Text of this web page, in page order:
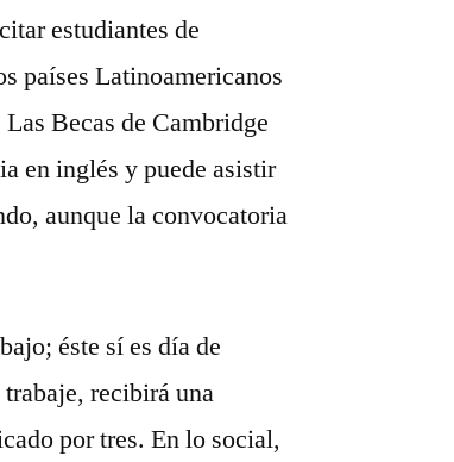
estudiantes de
países Latinoamericanos
Becas de Cambridge
en inglés y puede asistir
aunque la convocatoria
éste sí es día de
recibirá una
por tres. En lo social,